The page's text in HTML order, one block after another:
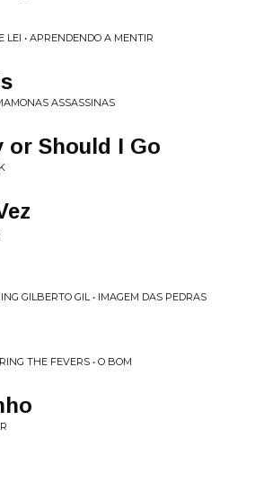
LEI • APRENDENDO A MENTIR
ASSASSINAS
or Should I Go
GILBERTO GIL • IMAGEM DAS PEDRAS
THE FEVERS • O BOM